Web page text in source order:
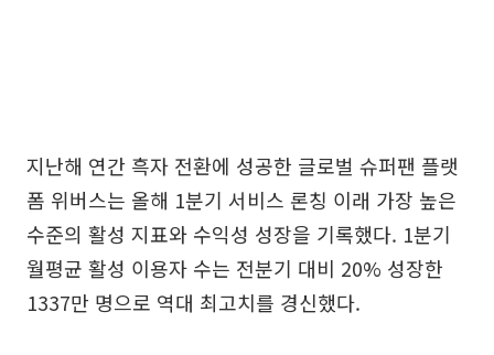
지난해 연간 흑자 전환에 성공한 글로벌 슈퍼팬 플랫
폼 위버스는 올해 1분기 서비스 론칭 이래 가장 높은
수준의 활성 지표와 수익성 성장을 기록했다. 1분기
월평균 활성 이용자 수는 전분기 대비 20% 성장한
1337만 명으로 역대 최고치를 경신했다.